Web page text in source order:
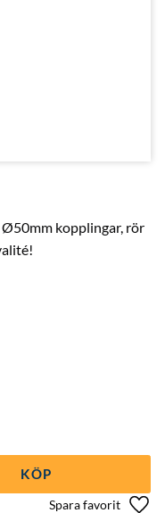
Ø50mm kopplingar, rör
KÖP